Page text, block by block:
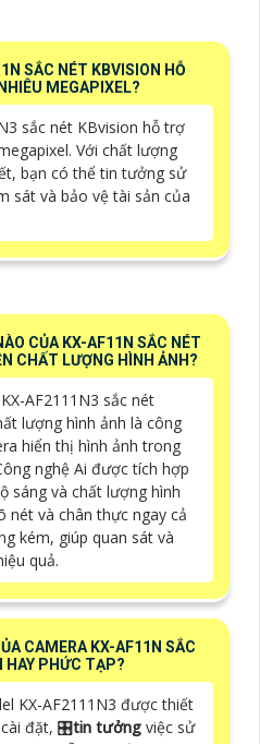
SẮC NÉT KBVISION HỖ
MEGAPIXEL?
sắc nét KBvision hỗ trợ
Với chất lượng
bạn có thể tin tưởng sử
sát và bảo vệ tài sản của
CỦA KX-AF11N SẮC NÉT
CHẤT LƯỢNG HÌNH ẢNH?
AF2111N3 sắc nét
lượng hình ảnh là công
hiển thị hình ảnh trong
nghệ Ai được tích hợp
sáng và chất lượng hình
nét và chân thực ngay cả
kém, giúp quan sát và
quả.
CAMERA KX-AF11N SẮC
HAY PHỨC TẠP?
KX-AF2111N3 được thiết
cài đặt, 🎛tin tưởng việc sử